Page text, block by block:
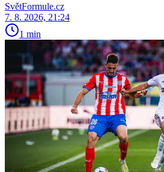
SvětFormule.cz
7. 8. 2026, 21:24
1 min